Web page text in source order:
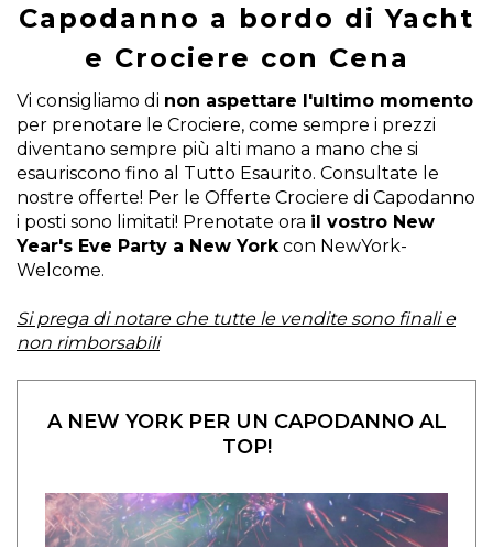
Escursioni da 1 o più giorni
Visite guidate della Città & Giri Turistici
TOURS PIÙ VENDUTI
Tour Downtown su misura
Servizio di guida turistica privato su misura
Cascate del Niagara in 2 giorni
Harlem e i Cori Gospel
I Classici di Manhattan
Capodanno a bordo di Yacht
e Crociere con Cena
Vi consigliamo di non aspettare l'ultimo momento
per prenotare le Crociere, come sempre i prezzi
diventano sempre più alti mano a mano che si
esauriscono fino al Tutto Esaurito. Consultate le
nostre offerte! Per le Offerte Crociere di Capodanno
i posti sono limitati! Prenotate ora il vostro New
Year's Eve Party a New York con NewYork-
Welcome.
Si prega di notare che tutte le vendite sono finali e
non rimborsabili
A NEW YORK PER UN CAPODANNO AL
TOP!